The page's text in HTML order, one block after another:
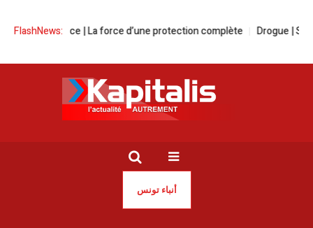
FlashNews:
Prévoyance | La force d’une protection complète Drogue |
أنباء تونس